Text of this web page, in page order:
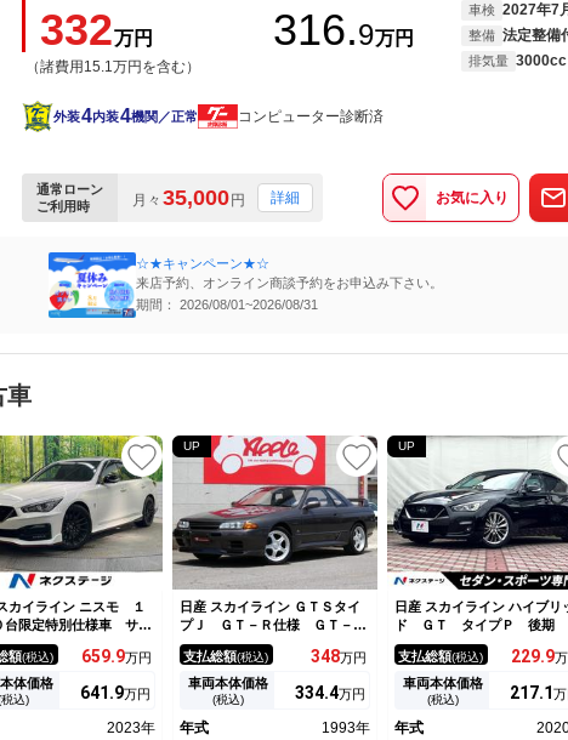
332万円
（諸費用15.1万円を含む）
316.9万円
車検 2027年7
整備 法定整備
排気量 3000cc
外装4内装4機関／正常 コンピューター診断済
通常ローン
ご利用時
月々 35,000円 詳細 お気に入り
☆★キャンペーン★☆
来店予約、オンライン商談予約をお申込み下さい。
期間： 2026/08/01~2026/08/31
車
カイライン ニスモ １
台限定特別仕様車 サン
ＢＯＳＥサウンドシス
ＮＫＥＩ製純正１９イ
ルミホイール 専用チュ
グコンピューター ブラ
ネクトナビ
額(税込) 659.9万円
体価格
込) 641.9万円
2023年
UP
日産 スカイライン ＧＴＳタイ
プＪ ＧＴ－Ｒ仕様 ＧＴ－Ｒ
仕様 純正５速 ガンメタ新規
全塗装 Ｄ．ｓｐｅｅｄカーボ
ンボンネット ＧＴ－Ｒ風フロ
ントバンパー ＧＴ－Ｒ純正リ
グＧｒ．ＡＶ１７インチＡＷ
支払総額(税込) 348万円
車両本体価格
(税込) 334.4万円
年式
1993年
UP
日産 スカイライン ハイブリ
ド ＧＴ タイプＰ 後期
周囲カメラ エマージェンシ
ブレーキ レークル シート
ーター 黒革 純正１８イン
ＡＷ ＬＥＤヘッド パワー
ートエアコン オートライ
支払総額(税込) 229.9
車両本体価格
(税込) 217.1
年式